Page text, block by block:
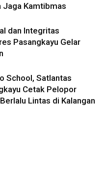
Jaga Kamtibmas
dan Integritas
Pasangkayu Gelar
School, Satlantas
Cetak Pelopor
Lintas di Kalangan